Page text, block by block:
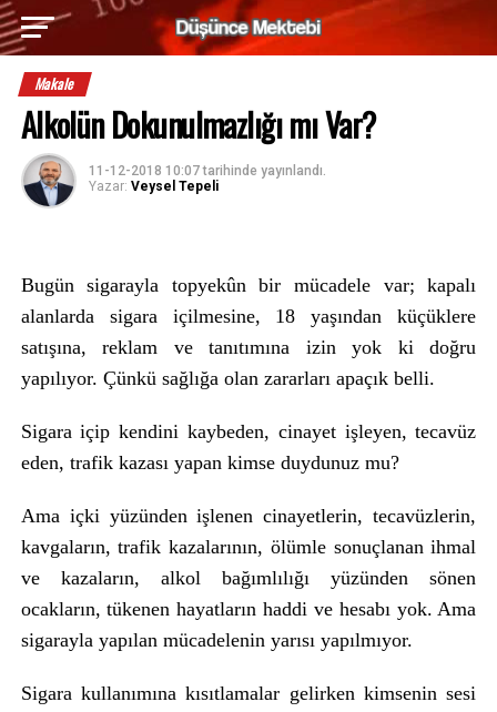
Makale
Alkolün Dokunulmazlığı mı Var?
11-12-2018 10:07tarihinde yayınlandı.
Yazar: Veysel Tepeli
Bugün sigarayla topyekûn bir mücadele var; kapalı
alanlarda sigara içilmesine, 18 yaşından küçüklere
satışına, reklam ve tanıtımına izin yok ki doğru
yapılıyor. Çünkü sağlığa olan zararları apaçık belli.
Sigara içip kendini kaybeden, cinayet işleyen, tecavüz
eden, trafik kazası yapan kimse duydunuz mu?
Ama içki yüzünden işlenen cinayetlerin, tecavüzlerin,
kavgaların, trafik kazalarının, ölümle sonuçlanan ihmal
ve kazaların, alkol bağımlılığı yüzünden sönen
ocakların, tükenen hayatların haddi ve hesabı yok. Ama
sigarayla yapılan mücadelenin yarısı yapılmıyor.
Sigara kullanımına kısıtlamalar gelirken kimsenin sesi